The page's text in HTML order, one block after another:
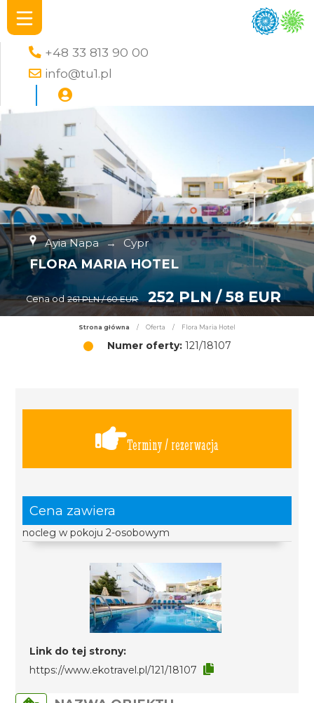
+48 33 813 90 00
info@tu1.pl
Ayia Napa → Cypr
FLORA MARIA HOTEL
Cena od 261 PLN / 60 EUR 252 PLN / 58 EUR
Strona główna / Oferta / Flora Maria Hotel
Numer oferty:121/18107
Terminy / rezerwacja
Cena zawiera
nocleg w pokoju 2-osobowym
Link do tej strony:
https://www.ekotravel.pl/121/18107